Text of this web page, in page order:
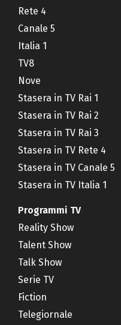
Rete 4
Canale 5
Italia 1
TV8
Nove
Stasera in TV Rai 1
Stasera in TV Rai 2
Stasera in TV Rai 3
Stasera in TV Rete 4
Stasera in TV Canale 5
Stasera in TV Italia 1
Programmi TV
Reality Show
Talent Show
Talk Show
Serie TV
Fiction
Telegiornale